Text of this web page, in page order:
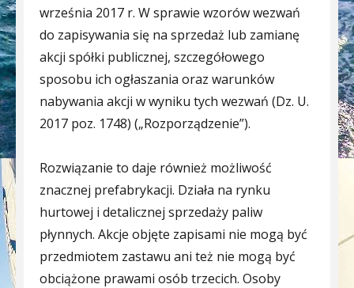
września 2017 r. W sprawie wzorów wezwań
do zapisywania się na sprzedaż lub zamianę
akcji spółki publicznej, szczegółowego
sposobu ich ogłaszania oraz warunków
nabywania akcji w wyniku tych wezwań (Dz. U.
2017 poz. 1748) („Rozporządzenie”).
Rozwiązanie to daje również możliwość
znacznej prefabrykacji. Działa na rynku
hurtowej i detalicznej sprzedaży paliw
płynnych. Akcje objęte zapisami nie mogą być
przedmiotem zastawu ani też nie mogą być
obciążone prawami osób trzecich. Osoby